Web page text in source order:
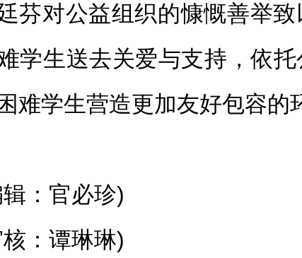
芬对公益组织的慷慨善举
学生送去关爱与支持，依
难学生营造更加友好包容的
：官必珍)
：谭琳琳)